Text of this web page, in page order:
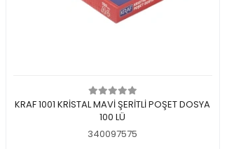
اضف الى سلة التسوق
KRAF 1001 KRİSTAL MAVİ ŞERİTLİ POŞET DOSYA
100 LÜ
340097575